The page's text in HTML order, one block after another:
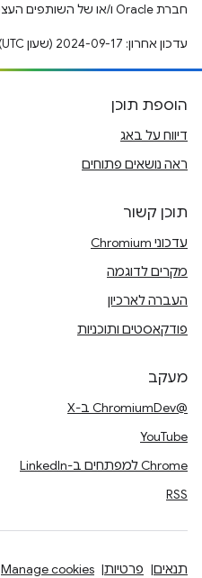
חברת Oracle ו/או של השותפים העצמאיים שלה.
עדכון אחרון: 2024-09-17 (שעון UTC).
הוספת תוכן
דיווח על באג
ראה נושאים פתוחים
תוכן קשור
עדכוני Chromium
מקרים לדוגמה
העברה לארכיון
פודקאסטים ותוכניות
מעקב
@ChromiumDev ב-X
YouTube
Chrome למפתחים ב-LinkedIn
RSS
תנאים פרטיות Manage cookies